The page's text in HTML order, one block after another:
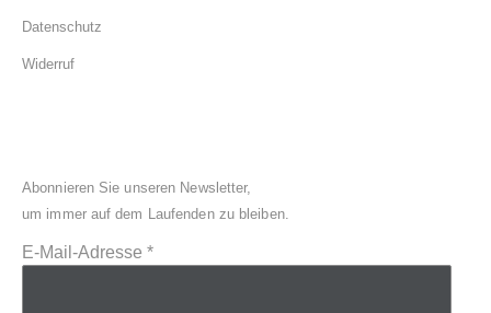
Datenschutz
Widerruf
Abonnieren Sie unseren Newsletter,
um immer auf dem Laufenden zu bleiben.
E-Mail-Adresse *